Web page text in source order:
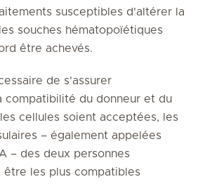
susceptibles d'altérer la
souches hématopoïétiques
être achevés.
de s'assurer
compatibilité du donneur et du
cellules soient acceptées, les
– également appelées
– des deux personnes
les plus compatibles